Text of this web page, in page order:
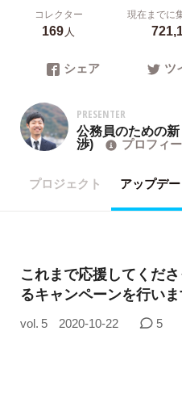
コレクター
169人
現在までに
シェア ツ
PRESENTER
公務員のための
渉) プロフィ
プロジェクト アップデー
これまで応援してくだ
るキャンペーンを行い
vol. 5 2020-10-22 5